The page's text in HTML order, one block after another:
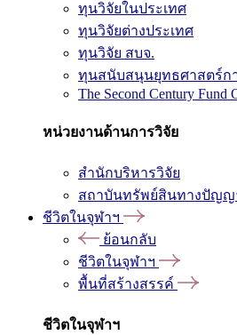
ทุนวิจัยในประเทศ
ทุนวิจัยต่างประเทศ
ทุนวิจัย สบจ.
ทุนสนับสนุนยุทธศาสตร์ก
The Second Century Fund
หน่วยงานด้านการวิจัย
สำนักบริหารวิจัย
สถาบันทรัพย์สินทางปัญญ
ชีวิตในจุฬาฯ
ย้อนกลับ
ชีวิตในจุฬาฯ
พื้นที่สร้างสรรค์
ชีวิตในจุฬาฯ